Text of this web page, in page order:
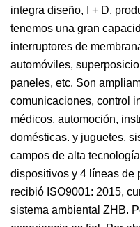
integra diseño, I + D,
tenemos una gran
interruptores de
automóviles,
paneles, etc. Son
comunicaciones, control
médicos, automoción,
domésticas. y juguetes,
campos de alta
dispositivos y 4 líneas de
recibió ISO9001: 2015,
sistema ambiental ZHB.